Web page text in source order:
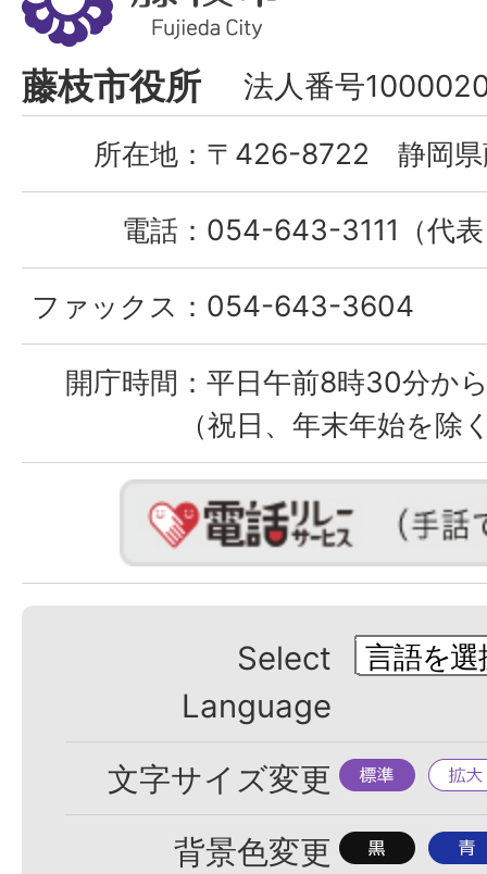
市
Fujieda
City
藤枝市役所 法人番号
所在地： 〒426-8722 静岡県
電話： 054-643-3111（代
ファックス： 054-643-3604
開庁時間： 平日午前8時30分か
（祝日、年末年始を除
Select
Language
文字サイズ変更 標
準
拡
大
背景色変更 背
背